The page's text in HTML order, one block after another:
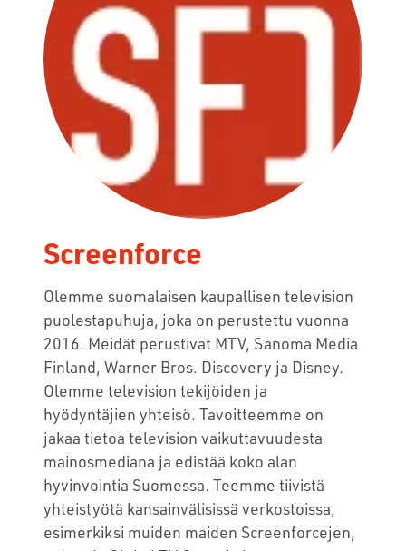
Screenforce
Olemme suomalaisen kaupallisen television
puolestapuhuja, joka on perustettu vuonna
2016. Meidät perustivat MTV, Sanoma Media
Finland, Warner Bros. Discovery ja Disney.
Olemme television tekijöiden ja
hyödyntäjien yhteisö. Tavoitteemme on
jakaa tietoa television vaikuttavuudesta
mainosmediana ja edistää koko alan
hyvinvointia Suomessa. Teemme tiivistä
yhteistyötä kansainvälisissä verkostoissa,
esimerkiksi muiden maiden Screenforcejen,